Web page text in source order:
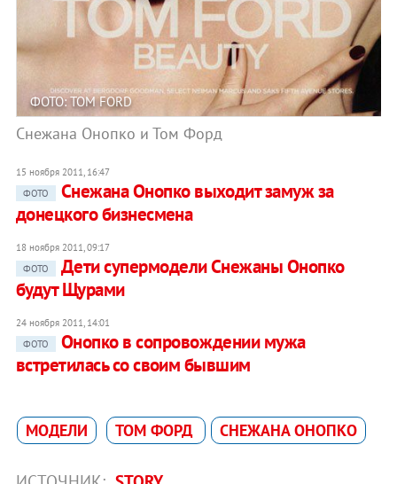
ФОТО: TOM FORD
Снежана Онопко и Том Форд
15 ноября 2011, 16:47
ФОТО
Снежана Онопко выходит замуж за
донецкого бизнесмена
18 ноября 2011, 09:17
ФОТО
Дети супермодели Снежаны Онопко
будут Щурами
24 ноября 2011, 14:01
ФОТО
Онопко в сопровождении мужа
встретилась со своим бывшим
МОДЕЛИ ТОМ ФОРД СНЕЖАНА ОНОПКО